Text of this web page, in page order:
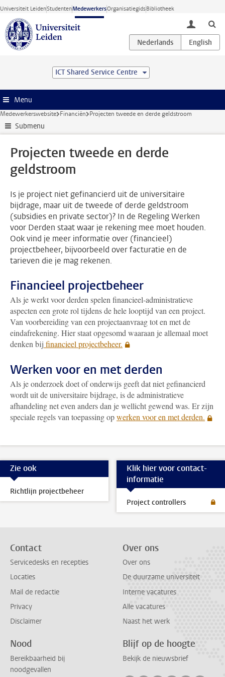
Ga direct naar de inhoud
Universiteit LeidenStudentenMedewerkersOrganisatiegidsBibliotheek
toggle
ICT Shared Service Centre
Menu
Medewerkerswebsite Financiën Projecten tweede en derde geldstroom
Submenu
Projecten tweede en derde
geldstroom
Is je project niet gefinancierd uit de universitaire
bijdrage, maar uit de tweede of derde geldstroom
(subsidies en private sector)? In de Regeling Werken
voor Derden staat waar je rekening mee moet houden.
Ook vind je meer informatie over (financieel)
projectbeheer, bijvoorbeeld over facturatie en de
tarieven die je mag rekenen.
Financieel projectbeheer
Als je werkt voor derden spelen financieel-administratieve
aspecten een grote rol tijdens de hele looptijd van een project.
Van voorbereiding van een projectaanvraag tot en met de
eindafrekening. Hier staat opgesomd waaraan je allemaal moet
denken bij financieel projectbeheer.
Werken voor en met derden
Als je onderzoek doet of onderwijs geeft dat niet gefinancierd
wordt uit de universitaire bijdrage, is de administratieve
afhandeling net even anders dan je wellicht gewend was. Er zijn
speciale regels van toepassing opwerken voor en met derden.
Zie ook
Richtlijn projectbeheer
Klik hier voor contact-
informatie
Project controllers
Contact
Servicedesks en recepties
Locaties
Mail de redactie
Privacy
Disclaimer
Over ons
Over ons
De duurzame universiteit
Interne vacatures
Alle vacatures
Naast het werk
Nood
Bereikbaarheid bij
noodgevallen
Blijf op de hoogte
Bekijk de nieuwsbrief